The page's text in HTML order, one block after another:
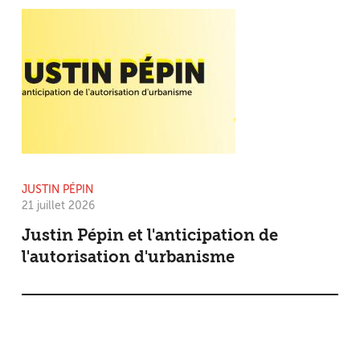
JUSTIN PÉPIN
21 juillet 2026
Justin Pépin et l'anticipation de
l'autorisation d'urbanisme